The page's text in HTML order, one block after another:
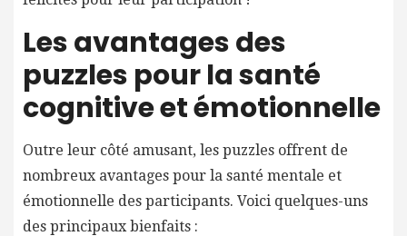
Les avantages des
puzzles pour la santé
cognitive et émotionnelle
Outre leur côté amusant, les puzzles offrent de
nombreux avantages pour la santé mentale et
émotionnelle des participants. Voici quelques-uns
des principaux bienfaits :